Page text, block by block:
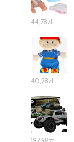
44,78zł
40,28zł
197,98zł